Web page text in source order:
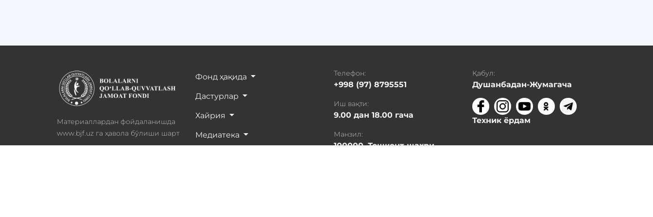
Материаллардан фойдаланишда
www.bjf.uz га ҳавола бўлиши шарт
Фонд ҳақида
Дастурлар
Хайрия
Медиатека
Телефон:
+998 (97) 8795551
Иш вақти:
9.00 дан 18.00 гача
Манзил:
100000, Тошкент шахри,
Қабул:
Душанбадан-Жумагача
Техник ёрдам